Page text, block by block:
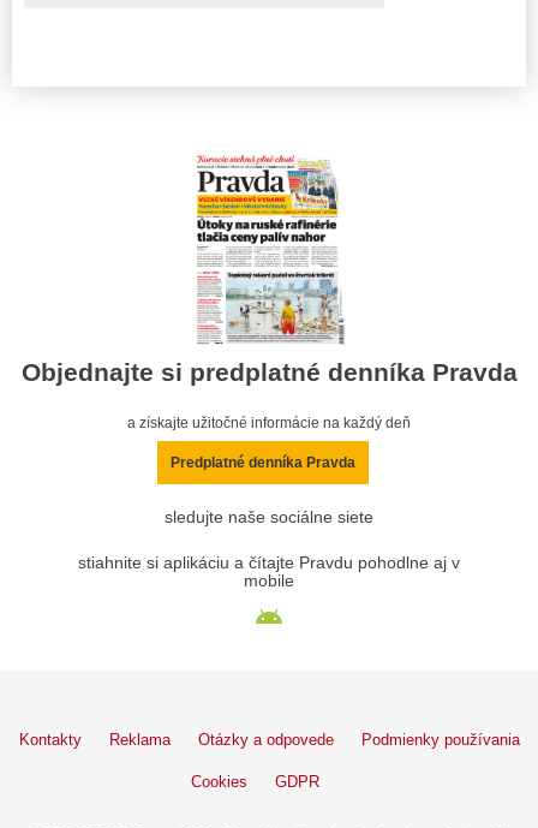
Objednajte si predplatné denníka Pravda
a získajte užitočné informácie na každý deň
Predplatné denníka Pravda
sledujte naše sociálne siete
stiahnite si aplikáciu a čítajte Pravdu pohodlne aj v
mobile
Kontakty Reklama Otázky a odpovede Podmienky používania
Cookies GDPR